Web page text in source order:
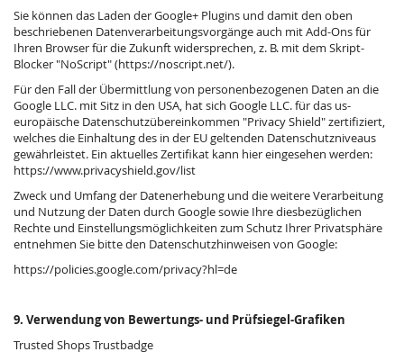
Sie können das Laden der Google+ Plugins und damit den oben
beschriebenen Datenverarbeitungsvorgänge auch mit Add-Ons für
Ihren Browser für die Zukunft widersprechen, z. B. mit dem Skript-
Blocker "NoScript" (https://noscript.net/).
Für den Fall der Übermittlung von personenbezogenen Daten an die
Google LLC. mit Sitz in den USA, hat sich Google LLC. für das us-
europäische Datenschutzübereinkommen "Privacy Shield" zertifiziert,
welches die Einhaltung des in der EU geltenden Datenschutzniveaus
gewährleistet. Ein aktuelles Zertifikat kann hier eingesehen werden:
https://www.privacyshield.gov/list
Zweck und Umfang der Datenerhebung und die weitere Verarbeitung
und Nutzung der Daten durch Google sowie Ihre diesbezüglichen
Rechte und Einstellungsmöglichkeiten zum Schutz Ihrer Privatsphäre
entnehmen Sie bitte den Datenschutzhinweisen von Google:
https://policies.google.com/privacy?hl=de
9. Verwendung von Bewertungs- und Prüfsiegel-Grafiken
Trusted Shops Trustbadge